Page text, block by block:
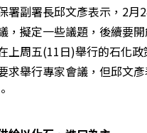
署副署長邱文彥表示，2月
，擬定一些議題，後續要
上周五(11日)舉行的石化
求舉行專家會議，但邱文彥